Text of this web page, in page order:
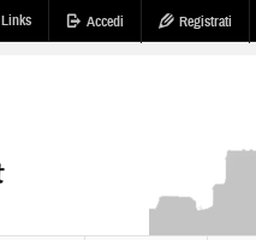
Links Accedi Registrati